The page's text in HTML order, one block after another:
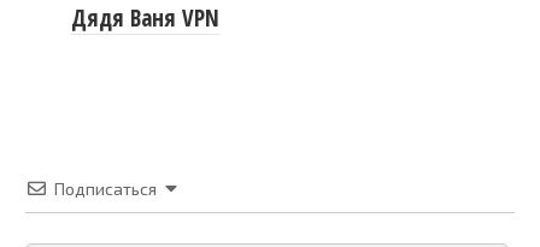
Дядя Ваня VPN
Подписаться